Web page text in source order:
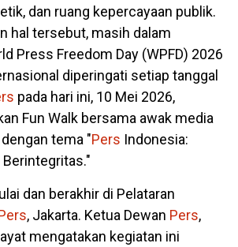
dan ruang kepercayaan publik.
hal tersebut, masih dalam
Press Freedom Day (WPFD) 2026
diperingati setiap tanggal
pada hari ini, 10 Mei 2026,
Fun Walk bersama awak media
tema "Pers Indonesia:
dan berakhir di Pelataran
, Jakarta. Ketua Dewan Pers,
mengatakan kegiatan ini